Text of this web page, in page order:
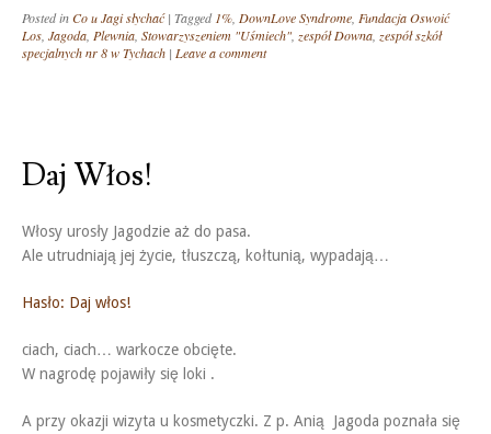
Posted inCo u Jagi słychać | Tagged 1% DownLove Syndrome Fundacja Oswoić
Los Jagoda Plewnia Stowarzyszeniem "Uśmiech" zespół Downa zespół szkół
specjalnych nr 8 w Tychach | Leave a comment
Daj Włos!
Włosy urosły Jagodzie aż do pasa.
Ale utrudniają jej życie, tłuszczą, kołtunią, wypadają…
Hasło: Daj włos!
ciach, ciach… warkocze obcięte.
W nagrodę pojawiły się loki .
A przy okazji wizyta u kosmetyczki. Z p. Anią Jagoda poznała się